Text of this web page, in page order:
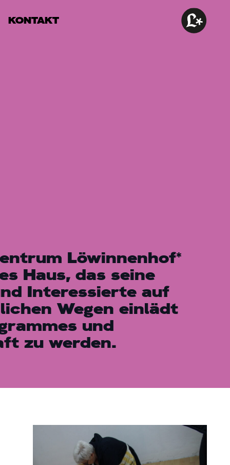
KONTAKT
Löwinnenhof*
Haus, das seine
Interessierte auf
Wegen einlädt
und
zu werden.